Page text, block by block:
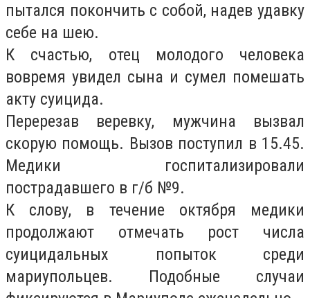
пытался покончить с собой, надев удавку
себе на шею.
К счастью, отец молодого человека
вовремя увидел сына и сумел помешать
акту суицида.
Перерезав веревку, мужчина вызвал
скорую помощь. Вызов поступил в 15.45.
Медики госпитализировали
пострадавшего в г/б №9.
К слову, в течение октября медики
продолжают отмечать рост числа
суицидальных попыток среди
мариупольцев. Подобные случаи